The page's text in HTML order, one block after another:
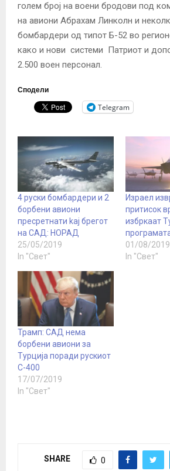
голем број на воени бродови под
на авиони Абрахам Линколн и
бомбардери од типот Б-52 во
како и нови системи Патриот и
2.500 воен персонал.
Сподели
Telegram
4 руски бомбардери и 2
борбени авиони
пресретнати kaj брегот
на САД: НОРАД
25/05/2019
In "Свет"
Израел
притисок
избркаат
01/08/2019
In "Свет"
Трамп: САД нема
борбени авиони за
Турција поради рускиот
С-400
17/07/2019
In "Свет"
SHARE 0